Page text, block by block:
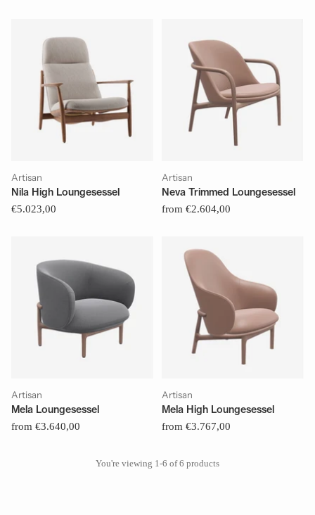
Artisan
Nila High Loungesessel
€5.023,00
Artisan
Neva Trimmed Loungesessel
from €2.604,00
Artisan
Mela Loungesessel
from €3.640,00
Artisan
Mela High Loungesessel
from €3.767,00
You're viewing 1-6 of 6 products